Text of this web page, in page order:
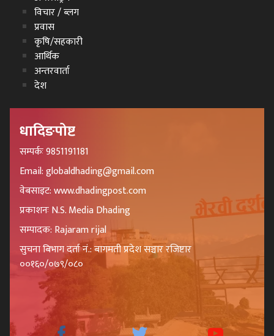
विचार / ब्लग
प्रवास
कृषि/सहकारी
आर्थिक
अन्तरवार्ता
देश
धादिङपोष्ट
सम्पर्कः 9851191181
Email: globaldhading@gmail.com
वेबसाइट: www.dhadingpost.com
प्रकाशनः N.S. Media Dhading
सम्पादक: Rajaram rijal
सुचना बिभाग दर्ता नं.: बागमती प्रदेश सञ्चार रजिष्टार
००१६०/०७९/०८०